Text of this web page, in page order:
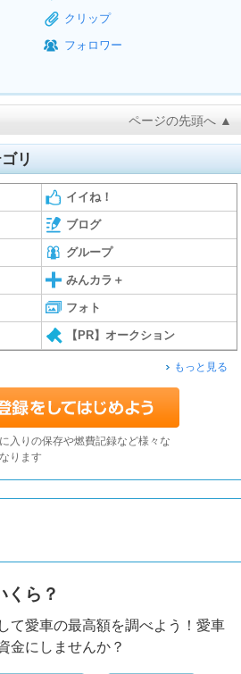
クリップ
フォロワー
ページの先頭へ ▲
リ
イイね！
ブログ
グループ
みんカラ＋
フォト
【PR】オークション
もっと見る
入りの保存や燃費記録など様々な
ります
くら？
て愛車の最高額を調べよう！愛車
金にしませんか？